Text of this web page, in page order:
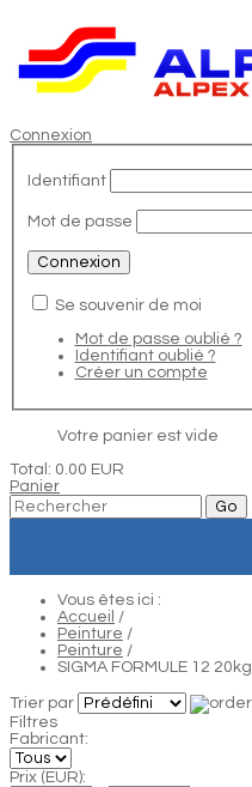
Connexion
Identifiant
Mot de passe
Se souvenir de moi
Mot de passe oublié ?
Identifiant oublié ?
Créer un compte
Votre panier est vide
Total: 0.00 EUR
Panier
Vous êtes ici :
Accueil /
Peinture /
Peinture /
SIGMA FORMULE 12 20kg
Trier par
Filtres
Fabricant:
Prix (EUR):